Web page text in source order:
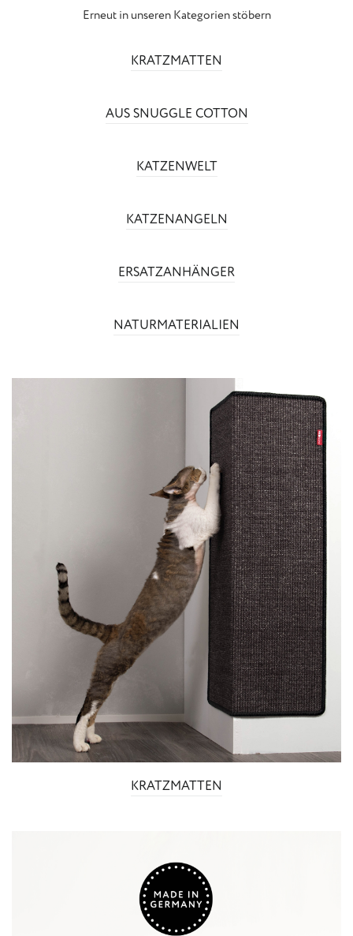
Erneut in unseren Kategorien stöbern
KRATZMATTEN
AUS SNUGGLE COTTON
KATZENWELT
KATZENANGELN
ERSATZANHÄNGER
NATURMATERIALIEN
KRATZMATTEN